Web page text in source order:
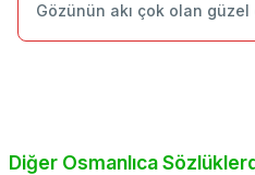
Gözünün akı çok olan
Diğer Osmanlıca